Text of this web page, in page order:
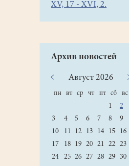
XV, 17 - XVI, 2.
Архив новостей
Август 2026
пн вт ср чт пт сб вс
1
2
3
4 5 6 7 8
9
10
11 12 13 14 15
16
17
18 19 20 21 22 23
24
25 26 27 28 29
30